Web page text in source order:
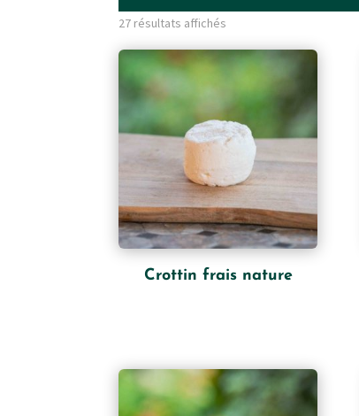
27 résultats affichés
Crottin frais nature